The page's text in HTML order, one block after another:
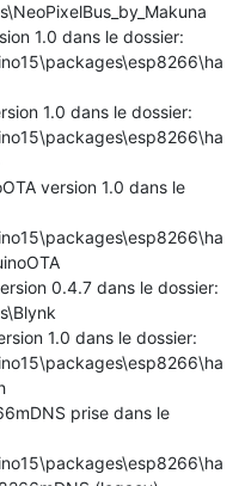
1.0 dans le dossier:
1.0 dans le dossier:
version 1.0 dans le
0.4.7 dans le dossier:
1.0 dans le dossier:
prise dans le